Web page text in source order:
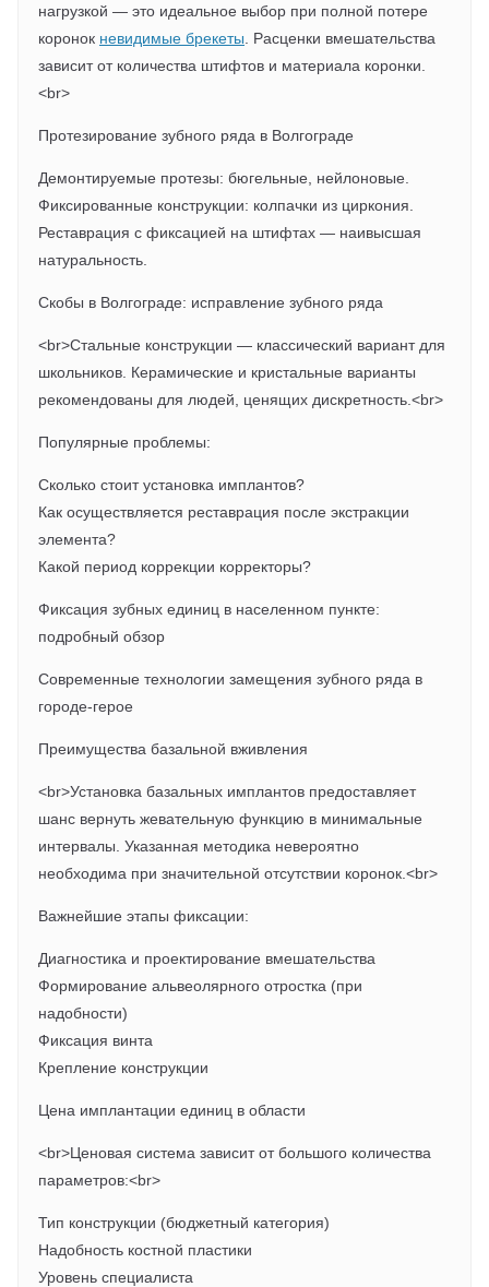
нагрузкой — это идеальное выбор при полной потере
коронок невидимые брекеты . Расценки вмешательства
зависит от количества штифтов и материала коронки.
<br>
Протезирование зубного ряда в Волгограде
Демонтируемые протезы: бюгельные, нейлоновые.
Фиксированные конструкции: колпачки из циркония.
Реставрация с фиксацией на штифтах — наивысшая
натуральность.
Скобы в Волгограде: исправление зубного ряда
<br>Стальные конструкции — классический вариант для
школьников. Керамические и кристальные варианты
рекомендованы для людей, ценящих дискретность.<br>
Популярные проблемы:
Сколько стоит установка имплантов?
Как осуществляется реставрация после экстракции
элемента?
Какой период коррекции корректоры?
Фиксация зубных единиц в населенном пункте:
подробный обзор
Современные технологии замещения зубного ряда в
городе-герое
Преимущества базальной вживления
<br>Установка базальных имплантов предоставляет
шанс вернуть жевательную функцию в минимальные
интервалы. Указанная методика невероятно
необходима при значительной отсутствии коронок.<br>
Важнейшие этапы фиксации:
Диагностика и проектирование вмешательства
Формирование альвеолярного отростка (при
надобности)
Фиксация винта
Крепление конструкции
Цена имплантации единиц в области
<br>Ценовая система зависит от большого количества
параметров:<br>
Тип конструкции (бюджетный категория)
Надобность костной пластики
Уровень специалиста